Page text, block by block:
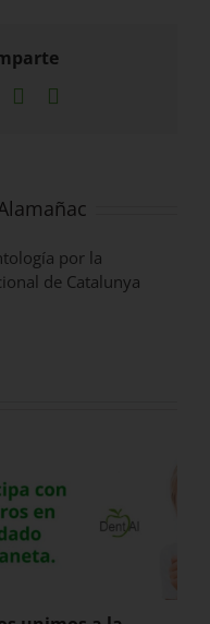
WhatsApp
Pinterest
por la
de Catalunya